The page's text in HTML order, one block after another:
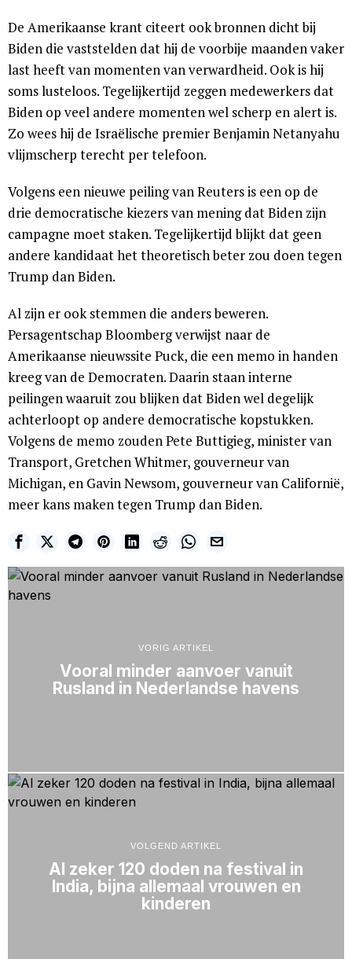
De Amerikaanse krant citeert ook bronnen dicht bij
Biden die vaststelden dat hij de voorbije maanden vaker
last heeft van momenten van verwardheid. Ook is hij
soms lusteloos. Tegelijkertijd zeggen medewerkers dat
Biden op veel andere momenten wel scherp en alert is.
Zo wees hij de Israëlische premier Benjamin Netanyahu
vlijmscherp terecht per telefoon.
Volgens een nieuwe peiling van Reuters is een op de
drie democratische kiezers van mening dat Biden zijn
campagne moet staken. Tegelijkertijd blijkt dat geen
andere kandidaat het theoretisch beter zou doen tegen
Trump dan Biden.
Al zijn er ook stemmen die anders beweren.
Persagentschap Bloomberg verwijst naar de
Amerikaanse nieuwssite Puck, die een memo in handen
kreeg van de Democraten. Daarin staan interne
peilingen waaruit zou blijken dat Biden wel degelijk
achterloopt op andere democratische kopstukken.
Volgens de memo zouden Pete Buttigieg, minister van
Transport, Gretchen Whitmer, gouverneur van
Michigan, en Gavin Newsom, gouverneur van Californië,
meer kans maken tegen Trump dan Biden.
VORIG ARTIKEL
Vooral minder aanvoer vanuit
Rusland in Nederlandse havens
VOLGEND ARTIKEL
Al zeker 120 doden na festival in
India, bijna allemaal vrouwen en
kinderen